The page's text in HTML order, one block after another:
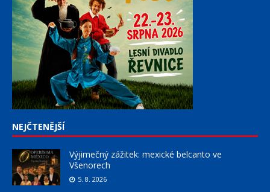
NEJČTENĚJŠÍ
Výjimečný zážitek: mexické belcanto ve
Všenorech
5. 8. 2026